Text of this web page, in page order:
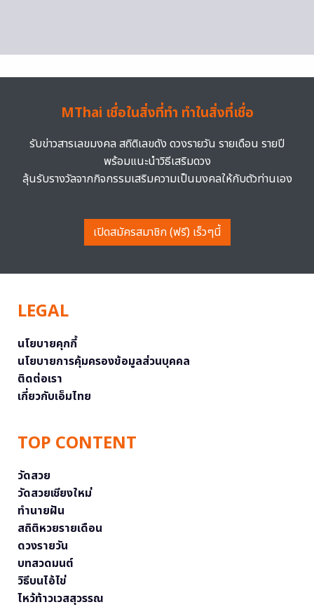
MThai เชื่อในสิ่งที่ทำ ทำในสิ่งที่เชื่อ
รับข่าวสารเลขมงคล สถิติเลขดัง ดวงรายวัน รายเดือน รายปี
พร้อมแนะนำวิธีเสริมดวง
ลุ้นรับรางวัลจากกิจกรรมเสริมความเป็นมงคลให้กับตัวท่านเอง
เปิดสมัครสมาชิก (ฟรี) เร็วๆนี้
LEGAL
นโยบายคุกกี้
นโยบายการคุ้มครองข้อมูลส่วนบุคคล
ติดต่อเรา
เกี่ยวกับเอ็มไทย
TOP CONTENT
วัดสวย
วัดสวยเชียงใหม่
ทำนายฝัน
สถิติหวยรายเดือน
ดวงรายวัน
บทสวดมนต์
วิธีบนไอ้ไข่
ไหว้ท้าวเวสสุวรรณ